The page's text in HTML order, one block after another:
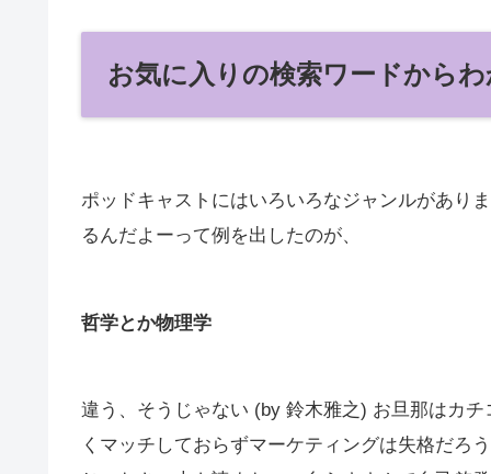
お気に入りの検索ワードから
ポッドキャストにはいろいろなジャンルがあり
るんだよーって例を出したのが、
哲学とか物理学
違う、そうじゃない (by 鈴木雅之) お旦那はカ
くマッチしておらずマーケティングは失格だろ